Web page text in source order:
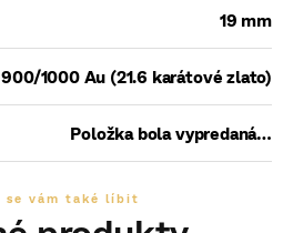
19 mm
900/1000 Au (21.6 karátové zlato)
Položka bola vypredaná…